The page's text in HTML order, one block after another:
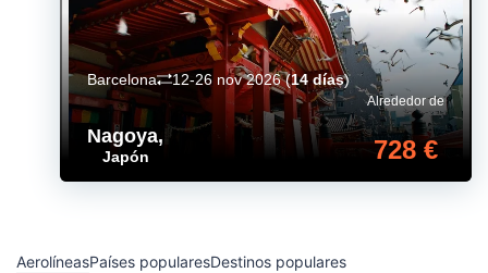
Nagoya,
Japón
Alrededor de
728 €
Barcelona 12-26 nov 2026(14 días)
AerolíneasPaíses popularesDestinos populares